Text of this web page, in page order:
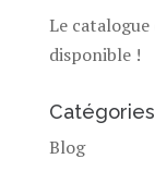
Le
disponible !
Catégories
Blog